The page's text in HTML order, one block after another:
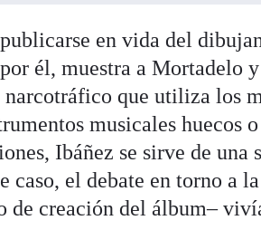
en vida del
él, muestra a Mortadelo
narcotráfico que utiliza los
musicales huecos
Ibáñez se sirve de
caso, el debate en torno a
de creación del álbum–